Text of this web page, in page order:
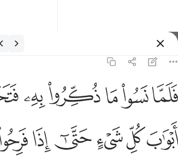
كل شيء حتى اذا فرحوا بما اوتوا اخذناهم
حَتَّىٰٓ إِذَا فَرِحُوا۟ بِمَآ أُوتُوٓا۟ أَخَذْنَـٰهُم بَغْتَةًۭﳇﳈﳉﳊﳋ
ﳎﳏﳐﳑﳒ